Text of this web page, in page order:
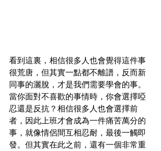
看到這裏，相信很多人也會覺得這件事
很荒唐，但其實一點都不離譜，反而新
同事的灑脫，才是我們需要學會的事。
當你面對不喜歡的事情時，你會選擇啞
忍還是反抗？相信很多人也會選擇前
者，因此上班才會成為一件痛苦萬分的
事，就像情侶間互相忍耐，最後一觸即
發。但其實在此之前，還有一個非常重